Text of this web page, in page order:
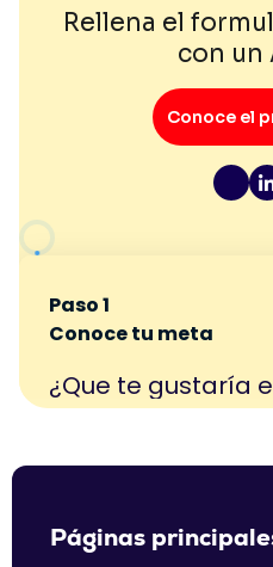
Rellena el
con un
Conoce el
Páginas